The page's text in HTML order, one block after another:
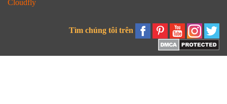
Cloudfly
Tìm chúng tôi trên